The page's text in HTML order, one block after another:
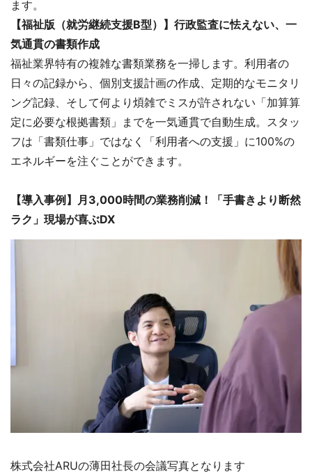
ます。
【福祉版（就労継続支援B型）】行政監査に怯えない、一
気通貫の書類作成
福祉業界特有の複雑な書類業務を一掃します。利用者の
日々の記録から、個別支援計画の作成、定期的なモニタリ
ング記録、そして何より煩雑でミスが許されない「加算算
定に必要な根拠書類」までを一気通貫で自動生成。スタッ
フは「書類仕事」ではなく「利用者への支援」に100%の
エネルギーを注ぐことができます。
【導入事例】月3,000時間の業務削減！「手書きより断然
ラク」現場が喜ぶDX
株式会社ARUの薄田社長の会議写真となります